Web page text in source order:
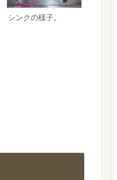
シンクの様子。